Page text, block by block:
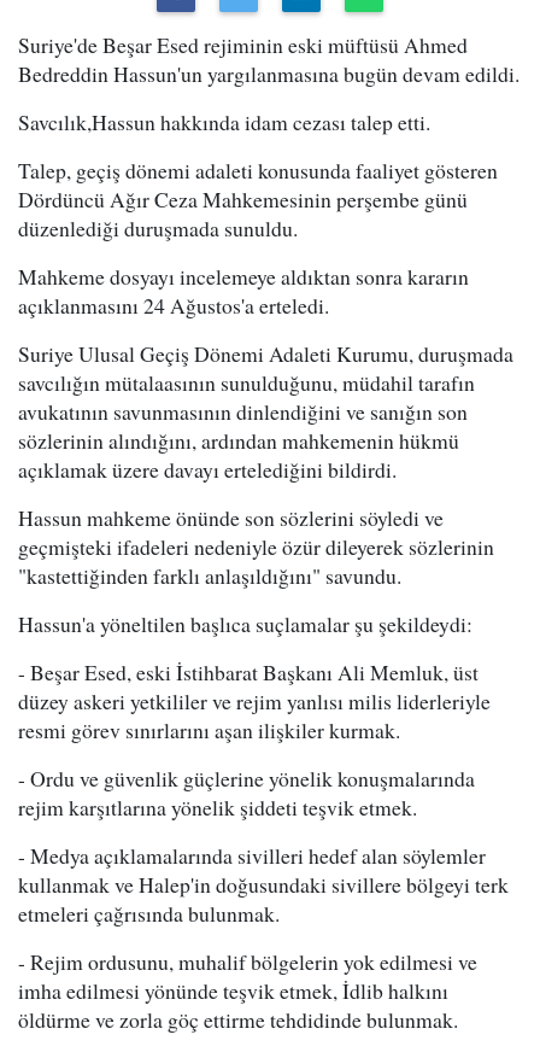
Suriye'de Beşar Esed rejiminin eski müftüsü Ahmed
Bedreddin Hassun'un yargılanmasına bugün devam edildi.
Savcılık,Hassun hakkında idam cezası talep etti.
Talep, geçiş dönemi adaleti konusunda faaliyet gösteren
Dördüncü Ağır Ceza Mahkemesinin perşembe günü
düzenlediği duruşmada sunuldu.
Mahkeme dosyayı incelemeye aldıktan sonra kararın
açıklanmasını 24 Ağustos'a erteledi.
Suriye Ulusal Geçiş Dönemi Adaleti Kurumu, duruşmada
savcılığın mütalaasının sunulduğunu, müdahil tarafın
avukatının savunmasının dinlendiğini ve sanığın son
sözlerinin alındığını, ardından mahkemenin hükmü
açıklamak üzere davayı ertelediğini bildirdi.
Hassun mahkeme önünde son sözlerini söyledi ve
geçmişteki ifadeleri nedeniyle özür dileyerek sözlerinin
"kastettiğinden farklı anlaşıldığını" savundu.
Hassun'a yöneltilen başlıca suçlamalar şu şekildeydi:
- Beşar Esed, eski İstihbarat Başkanı Ali Memluk, üst
düzey askeri yetkililer ve rejim yanlısı milis liderleriyle
resmi görev sınırlarını aşan ilişkiler kurmak.
- Ordu ve güvenlik güçlerine yönelik konuşmalarında
rejim karşıtlarına yönelik şiddeti teşvik etmek.
- Medya açıklamalarında sivilleri hedef alan söylemler
kullanmak ve Halep'in doğusundaki sivillere bölgeyi terk
etmeleri çağrısında bulunmak.
- Rejim ordusunu, muhalif bölgelerin yok edilmesi ve
imha edilmesi yönünde teşvik etmek, İdlib halkını
öldürme ve zorla göç ettirme tehdidinde bulunmak.